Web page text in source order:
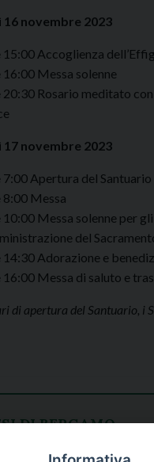
16 novembre 2023
15:00 Accoglienza
16:00 Messa solenne
20:30 Rosario meditato
17 novembre 2023
7:00 Apertura del Santuario
8:00 Messa
10:00 Messa solenne per
del
14:30 Adorazione e
16:00 Messa di saluto e
di apertura del Santuario, i
DI BERGAMO